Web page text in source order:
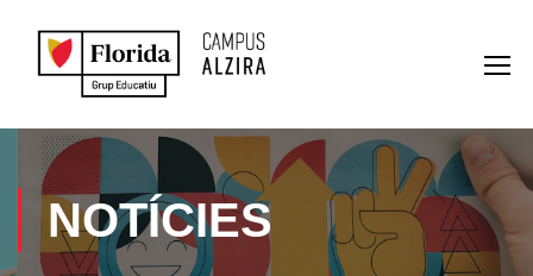
NOTÍCIES